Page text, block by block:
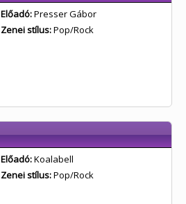
Előadó:Presser Gábor
Zenei stílus:Pop/Rock
Előadó:Koalabell
Zenei stílus:Pop/Rock